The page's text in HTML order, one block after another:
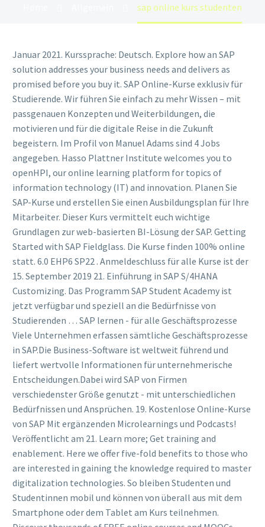
sap online kurs studenten
Januar 2021. Kurssprache: Deutsch. Explore how an SAP
solution addresses your business needs and delivers as
promised before you buy it. SAP Online-Kurse exklusiv für
Studierende. Wir führen Sie einfach zu mehr Wissen – mit
passgenauen Konzepten und Weiterbildungen, die
motivieren und für die digitale Reise in die Zukunft
begeistern. Im Profil von Manuel Adams sind 4 Jobs
angegeben. Hasso Plattner Institute welcomes you to
openHPI, our online learning platform for topics of
information technology (IT) and innovation. Planen Sie
SAP-Kurse und erstellen Sie einen Ausbildungsplan für Ihre
Mitarbeiter. Dieser Kurs vermittelt euch wichtige
Grundlagen zur web-basierten BI-Lösung der SAP. Getting
Started with SAP Fieldglass. Die Kurse finden 100% online
statt. 6.0 EHP6 SP22 . Anmeldeschluss für alle Kurse ist der
15. September 2019 21. Einführung in SAP S/4HANA
Customizing. Das Programm SAP Student Academy ist
jetzt verfügbar und speziell an die Bedürfnisse von
Studierenden … SAP lernen - für alle Geschäftsprozesse
Viele Unternehmen erfassen sämtliche Geschäftsprozesse
in SAP.Die Business-Software ist weltweit führend und
liefert wertvolle Informationen für unternehmerische
Entscheidungen.Dabei wird SAP von Firmen
verschiedenster Größe genutzt - mit unterschiedlichen
Bedürfnissen und Ansprüchen. 19. Kostenlose Online-Kurse
von SAP Mit ergänzenden Microlearnings und Podcasts!
Veröffentlicht am 21. Learn more; Get training and
enablement. Here we offer five-fold benefits to those who
are interested in gaining the knowledge required to master
digitalization technologies. So bleiben Studenten und
Studentinnen mobil und können von überall aus mit dem
Smartphone oder dem Tablet am Kurs teilnehmen.